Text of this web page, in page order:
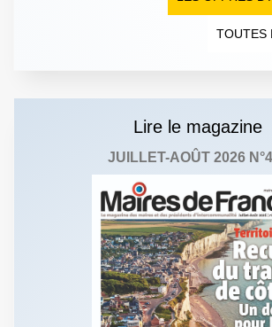
TOUTES
Lire le magazine
JUILLET-AOÛT 2026